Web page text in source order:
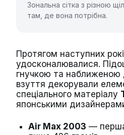
Зональна сітка з різною
там, де вона потрібна.
Протягом наступних
удосконалювалися.
гнучкою та наближеною
взуття декорували
спеціального матеріалу
японськими
Air Max 2003 —